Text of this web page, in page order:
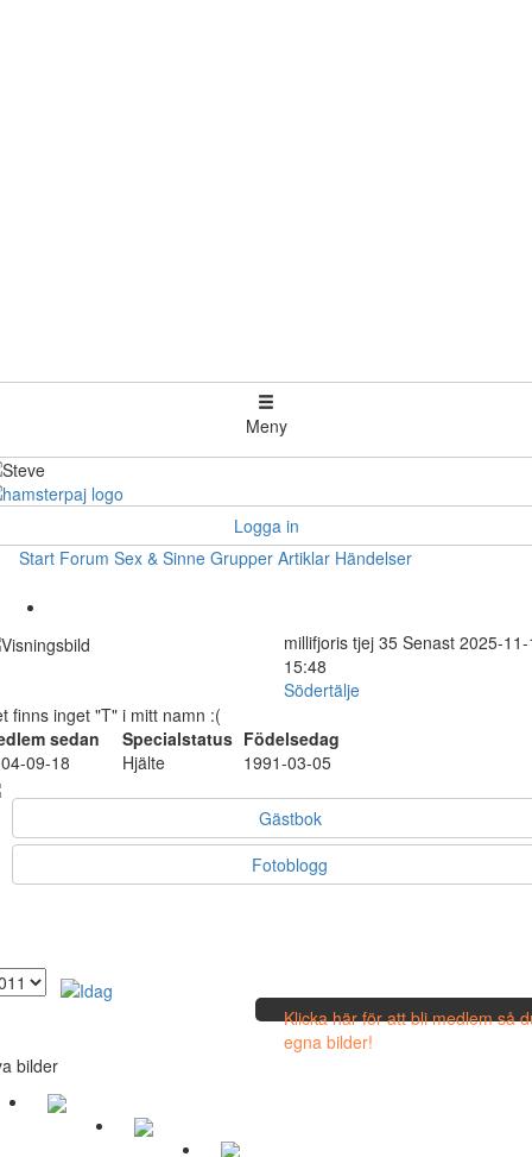
Meny
Logga in
Start Forum Sex & Sinne Grupper Artiklar Händelser
millifjoris tjej 35 Senast 2025-
15:48
Södertälje
finns inget "T" i mitt namn :(
sedan
Specialstatus Födelsedag
09-18
Hjälte 1991-03-05
Gästbok
Fotoblogg
Klicka här för att bli medlem så
egna bilder!
bilder